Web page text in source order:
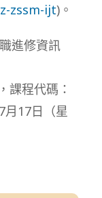
zssm-ijt)。
進修資訊
課程代碼：
月17日（星